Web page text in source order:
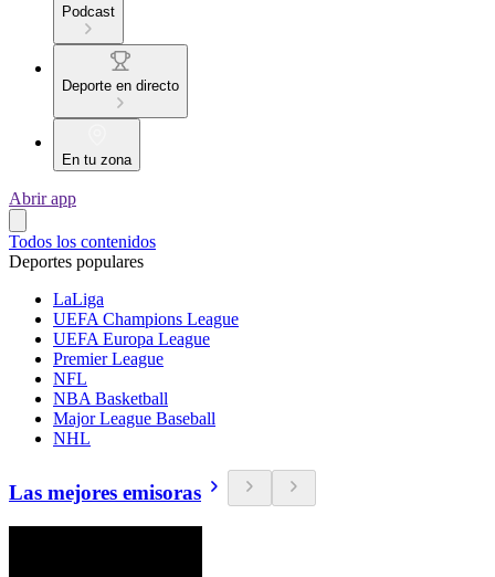
Podcast
Deporte en directo
En tu zona
Abrir app
Todos los contenidos
Deportes populares
LaLiga
UEFA Champions League
UEFA Europa League
Premier League
NFL
NBA Basketball
Major League Baseball
NHL
Las mejores emisoras